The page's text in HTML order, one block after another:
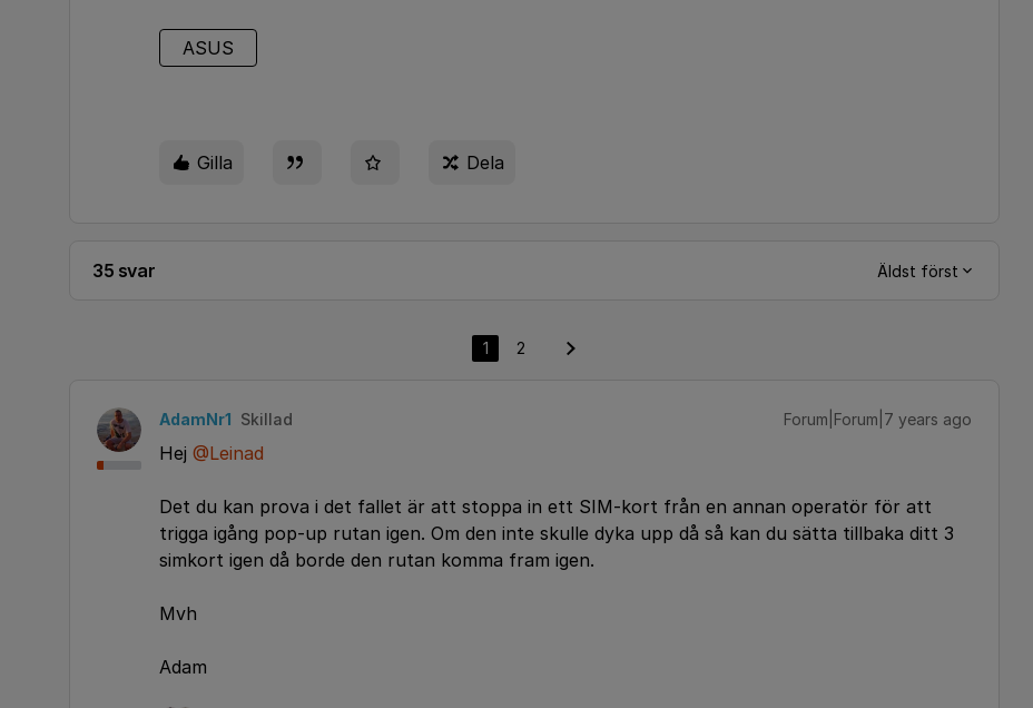
ASUS
Gilla Dela
35 svar Äldst först
1 2
AdamNr1 Skillad Forum|Forum|7 years ago
Hej @Leinad
Det du kan prova i det fallet är att stoppa in ett SIM-kort från en annan operatör för att
trigga igång pop-up rutan igen. Om den inte skulle dyka upp då så kan du sätta tillbaka ditt 3
simkort igen då borde den rutan komma fram igen.
Mvh
Adam